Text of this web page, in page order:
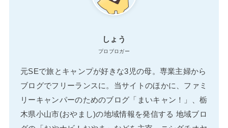
しょう
プロブロガー
元SEで旅とキャンプが好きな3児の母。専業主婦から
ブログでフリーランスに。当サイトのほかに、ファミ
リーキャンパーのためのブログ「まいキャン！」、栃
木県小山市(おやまし)の地域情報を発信する 地域ブロ